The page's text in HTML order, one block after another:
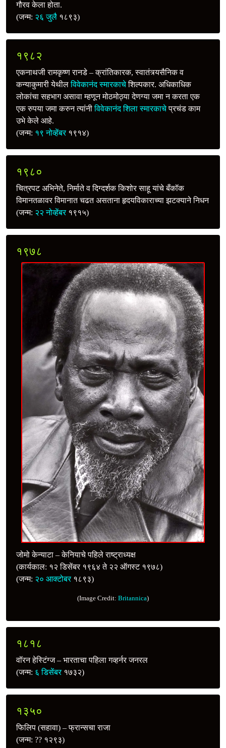
गौरव केला होता.
(जन्म: २६ जुलै १८९३)
१९८२
एकनाथजी रामकृष्ण रानडे – क्रांतिकारक, स्वातंत्र्यसैनिक व
कन्याकुमारी येथीलविवेकानंद स्मारकाचेशिल्पकार. अधिकाधिक
लोकांचा सहभाग असावा म्हणून मोठमोठ्या देणग्या जमा न करता एक
एक रुपया जमा करुन त्यांनीविवेकानंद शिला स्मारकाचेप्रचंड काम
उभे केले आहे.
(जन्म: १९ नोव्हेंबर१९१४)
१९८०
चित्रपट अभिनेते, निर्माते व दिग्दर्शक किशोर साहू यांचे बँकॉक
विमानतळावर विमानात चढत असताना हृदयविकाराच्या झटक्याने निधन
(जन्म: २२ नोव्हेंबर१९१५)
१९७८
जोमो केन्याटा – केनियाचे पहिले राष्ट्राध्यक्ष
(कार्यकाल: १२ डिसेंबर १९६४ ते २२ ऑगस्ट १९७८)
(जन्म: २० आक्टोबर१८९३)
(Image Credit: Britannica)
१८१८
वॉरन हेस्टिंग्ज – भारताचा पहिला गव्हर्नर जनरल
(जन्म: ६ डिसेंबर१७३२)
१३५०
फिलिप (सहावा) – फ्रान्सचा राजा
(जन्म: ?? १२९३)